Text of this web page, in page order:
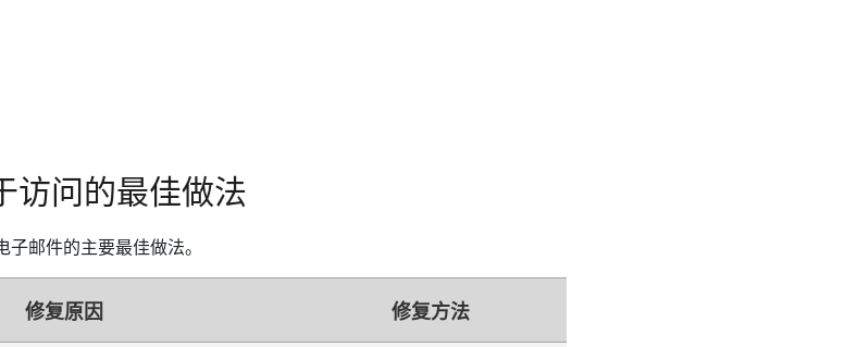
访问的最佳做法
邮件的主要最佳做法。
修复原因 修复方法